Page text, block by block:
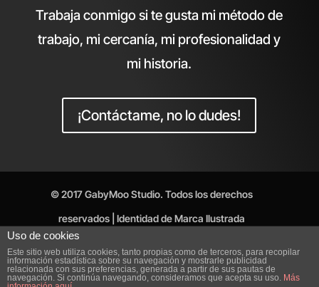
Trabaja conmigo si te gusta mi método de
trabajo, mi cercanía, mi profesionalidad y
mi historia.
¡Contáctame, no lo dudes!
© 2017 GabyMoo Studio. Todos los derechos
reservados | Identidad de Marca Ilustrada
Aviso Legal
Política de cookies
Uso de cookies
Este sitio web utiliza cookies, tanto propias como de terceros, para recopilar
información estadística sobre su navegación y mostrarle publicidad
relacionada con sus preferencias, generada a partir de sus pautas de
navegación. Si continúa navegando, consideramos que acepta su uso. Más